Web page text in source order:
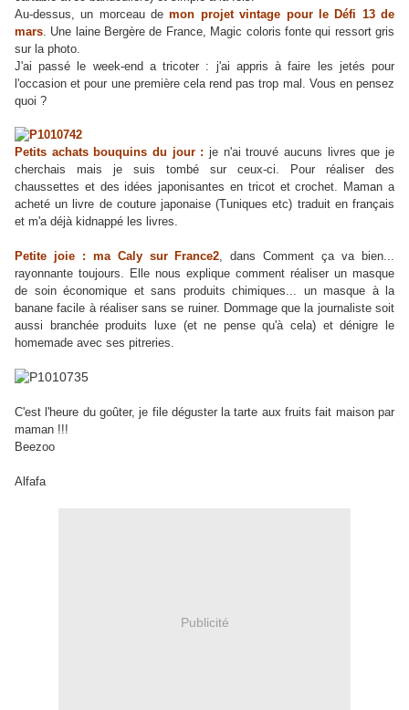
Au-dessus, un morceau demon projet vintage pour le Défi 13 de
mars. Une laine Bergère de France, Magic coloris fonte qui ressort gris
sur la photo.
J'ai passé le week-end a tricoter : j'ai appris à faire les jetés pour
l'occasion et pour une première cela rend pas trop mal. Vous en pensez
quoi ?
Petits achats bouquins du jour : je n'ai trouvé aucuns livres que je
cherchais mais je suis tombé sur ceux-ci. Pour réaliser des
chaussettes et des idées japonisantes en tricot et crochet. Maman a
acheté un livre de couture japonaise (Tuniques etc) traduit en français
et m'a déjà kidnappé les livres.
Petite joie : ma Caly sur France2, dans Comment ça va bien...
rayonnante toujours. Elle nous explique comment réaliser un masque
de soin économique et sans produits chimiques... un masque à la
banane facile à réaliser sans se ruiner. Dommage que la journaliste soit
aussi branchée produits luxe (et ne pense qu'à cela) et dénigre le
homemade avec ses pitreries.
C'est l'heure du goûter, je file déguster la tarte aux fruits fait maison par
maman !!!
Beezoo
Alfafa
Publicité